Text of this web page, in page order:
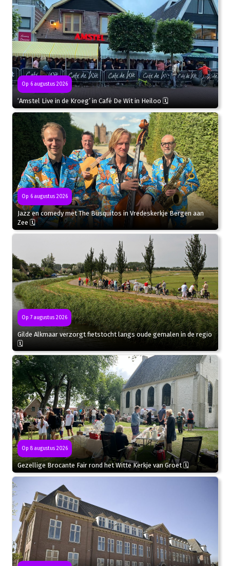
Op 6 augustus 2026
‘Amstel Live in de Kroeg’ in Café De Wit in Heiloo 🗓
Op 6 augustus 2026
Jazz en comedy met The Busquitos in Vredeskerkje Bergen aan
Zee 🗓
Op 7 augustus 2026
Gilde Alkmaar verzorgt fietstocht langs oude gemalen in de regio
🗓
Op 8 augustus 2026
Gezellige Brocante Fair rond het Witte Kerkje van Groet 🗓